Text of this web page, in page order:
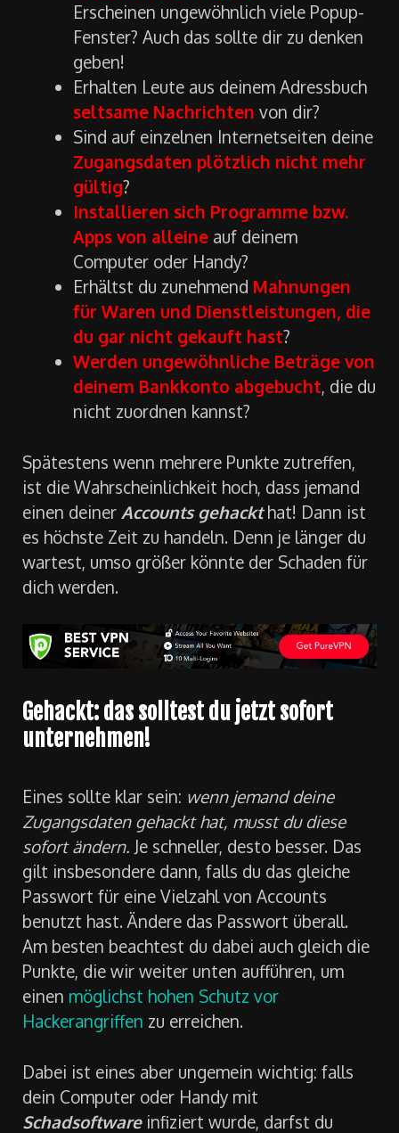
Sind in deinem Browser plötzlichneue
Toolbars oder Pluginsinstalliert?
Erscheinen ungewöhnlich viele Popup-
Fenster? Auch das sollte dir zu denken
geben!
Erhalten Leute aus deinem Adressbuch
seltsame Nachrichtenvon dir?
Sind auf einzelnen Internetseiten deine
Zugangsdaten plötzlich nicht mehr
gültig?
Installieren sich Programme bzw.
Apps von alleineauf deinem
Computer oder Handy?
Erhältst du zunehmendMahnungen
für Waren und Dienstleistungen, die
du gar nicht gekauft hast?
Werden ungewöhnliche Beträge von
nicht zuordnen kannst?
Spätestens wenn mehrere Punkte zutreffen,
ist die Wahrscheinlichkeit hoch, dass jemand
einen deinerAccounts gehackthat! Dann ist
es höchste Zeit zu handeln. Denn je länger du
dich werden.
unternehmen!
Eines sollte klar sein:wenn jemand deine
Zugangsdaten gehackt hat, musst du diese
sofort ändern.Je schneller, desto besser. Das
gilt insbesondere dann, falls du das gleiche
Passwort für eine Vielzahl von Accounts
benutzt hast. Ändere das Passwort überall.
Am besten beachtest du dabei auch gleich die
Punkte, die wir weiter unten aufführen, um
Hackerangriffenzu erreichen.
Dabei ist eines aber ungemein wichtig: falls